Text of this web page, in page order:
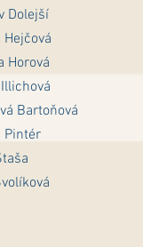
Dolejší
Horová
Bartoňová
Pintér